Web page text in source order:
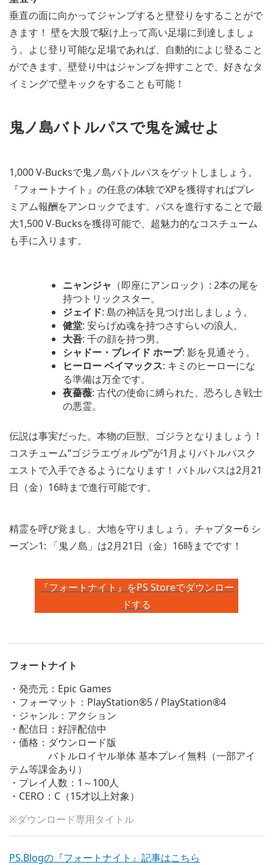
垂直の面に向かってジャンプすると壁登りをすることがで
きます！ 壁を大股で駆け上って高い足場に到達しましょ
う。よじ登り可能な足場であれば、自動的によじ登ること
ができます。壁登り中はジャンプを押すことで、好きなタ
イミングで壁キックをすることも可能！
鬼ノ島バトルパスで鬼を滅せよ
1,000 V-Bucksで鬼ノ島バトルパスをゲットしましょう。
『フォートナイト』の任意の体験でXPを獲得すればプレ
ミアム報酬をアンロックでます。パスを進行することで最
大1,500 V-Bucksを獲得可能で、超魅力的なコスチューム
も手に入ります。
ニャンジャ （即座にアンロック）: 2本の尾を
持つトリックスター。
ジェイド: 島の神話を見つけ出しましょう。
健堂: 安らげぬ魂を持つさすらいの浪人。
大吾: 千の顔を持つ男。
シャドー・ブレイド ホープ: 影を見通そう。
ヒーローベイマックス: キミのヒーローにな
る準備は万全です。
夜薔薇: 古代の使命に縛られた、恐ろしき戦士
の悪霊。
伝説は事実だった。本物の巨獣、ゴジラとなりましょう！
コスチューム“ゴジラエヴォルヴ”が1月よりバトルパスク
エストで入手できるようになります！ バトルパスは2月21
日（金）16時まで進行可能です。
精霊を呼び覚まし、大地を守りましょう。チャプター6 シ
ーズン1: 「鬼ノ島」は2月21日（金）16時までです！
『フォートナイト』をPS Storeでダウンロー
ドする
フォートナイト
・発売元：Epic Games
・フォーマット：PlayStation®5 / PlayStation®4
・ジャンル：アクション
・配信日：好評配信中
・価格：ダウンロード版
バトルロイヤル単体 基本プレイ無料（一部アイ
テム等課金あり）
・プレイ人数：1～100人
・CERO：C（15才以上対象）
※ダウンロード専用タイトル
PS.Blogの『フォートナイト』記事はこちら